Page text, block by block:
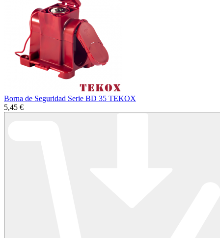
Borna de Seguridad Serie BD 35 TEKOX
5,45 €